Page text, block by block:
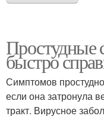
Простудные
быстро
Симптомов
если она затронула
тракт. Вирусное